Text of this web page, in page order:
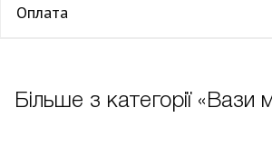
Оплата
Більше з категорії «Вази